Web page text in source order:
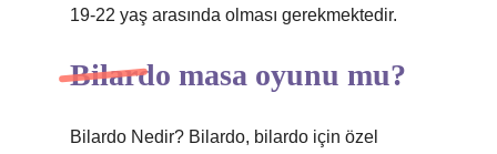
19-22 yaş arasında olması gerekmektedir.
Bilardo masa oyunu mu?
Bilardo Nedir? Bilardo, bilardo için özel